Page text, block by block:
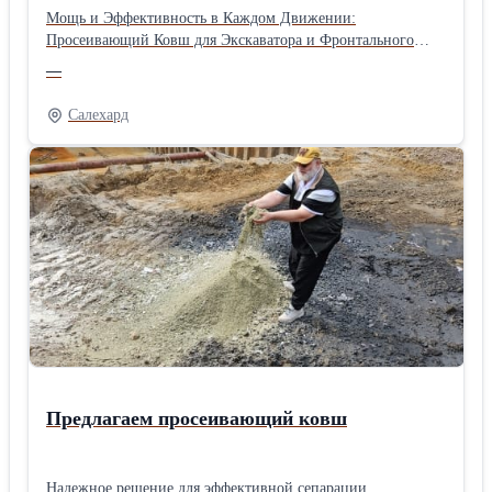
Мощь и Эффективность в Каждом Движении:
Просеивающий Ковш для Экскаватора и Фронтального
материала в час, станет незаменимым помощником на
любой строительной площадке или производственном
комплексе. Забудьте о необходимости смазки – надежная
конструкция гарантирует долгий срок службы и
минимальное обслуживание. Идеален для работы с ПГС,
слежавшимся торфом, кусками соли, сортировки мусора и
выполнения любых задач по сепарации материалов.
—
Салехард
Предлагаем просеивающий ковш
Надежное решение для эффективной сепарации